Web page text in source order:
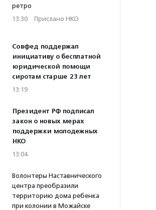
ретро
13:30 · Прислано НКО
Совфед поддержал
инициативу о бесплатной
юридической помощи
сиротам старше 23 лет
13:19
Президент РФ подписал
закон о новых мерах
поддержки молодежных
НКО
13:04
Волонтеры Наставнического
центра преобразили
территорию дома ребенка
при колонии в Можайске